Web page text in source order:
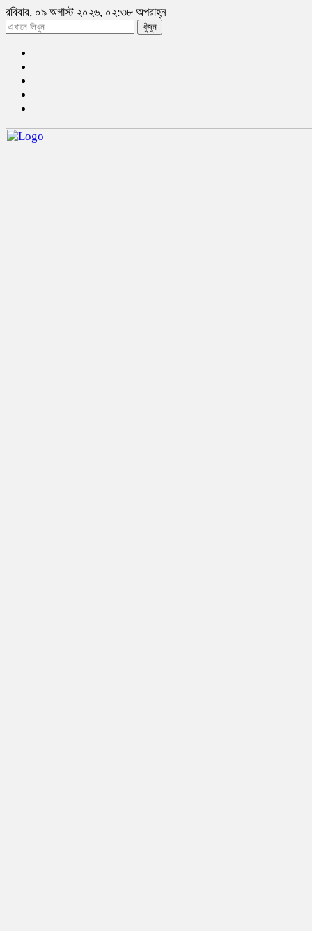
রবিবার, ০৯ অগাস্ট ২০২৬, ০২:৩৮ অপরাহ্ন
খুঁজুন